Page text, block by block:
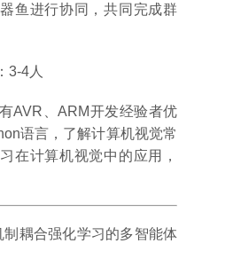
鱼进行协同，共同完成群
4人
、ARM开发经验者优
语言，了解计算机视觉常
在计算机视觉中的应用，
耦合强化学习的多智能体